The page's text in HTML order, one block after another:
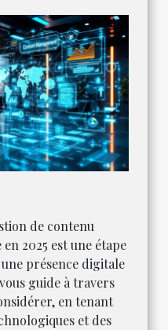
de contenu
2025 est une étape
présence digitale
guide à travers
en tenant
et des